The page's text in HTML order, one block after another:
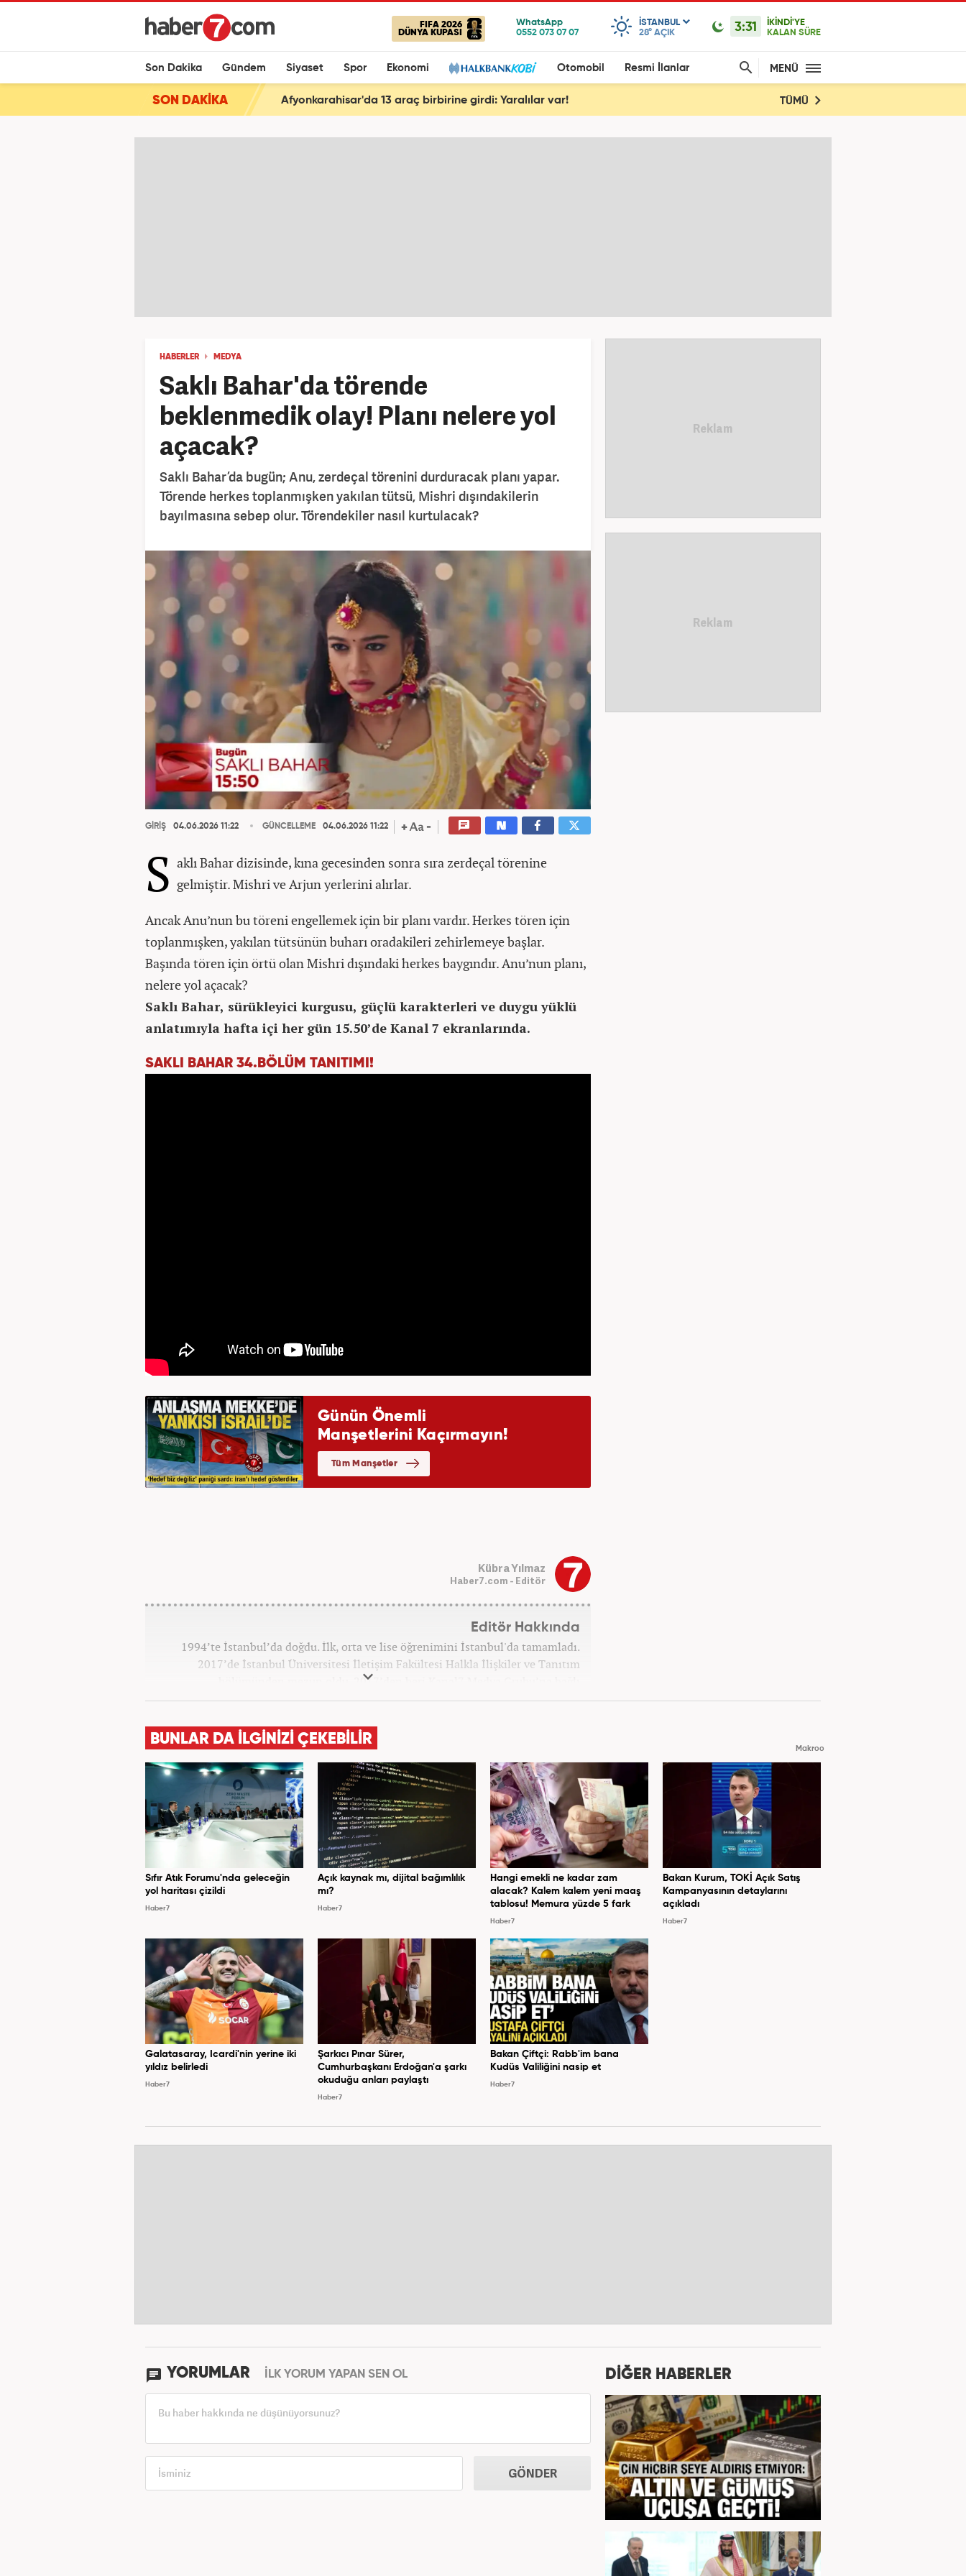
FIFA 2026
DÜNYA KUPASI
ISTANBUL
28° AÇIK 3:31
İKİNDİ'YE
KALAN SÜRE
Son Dakika Gündem Siyaset Spor Ekonomi Otomobil Resmi İlanlar MENÜ
SON DAKİKA Afyonkarahisar'da 13 araç birbirine girdi: Yaralılar var! TÜMÜ
HABERLER MEDYA
Saklı Bahar'da törende
beklenmedik olay! Planı nelere yol
açacak?
Saklı Bahar’da bugün; Anu, zerdeçal törenini durduracak planı yapar.
Törende herkes toplanmışken yakılan tütsü, Mishri dışındakilerin
bayılmasına sebep olur. Törendekiler nasıl kurtulacak?
GİRİŞ 04.06.2026 11:22 GÜNCELLEME 04.06.2026 11:22
S aklı Bahar dizisinde, kına gecesinden sonra sıra zerdeçal törenine
gelmiştir. Mishri ve Arjun yerlerini alırlar.
Ancak Anu’nun bu töreni engellemek için bir planı vardır. Herkes tören için
toplanmışken, yakılan tütsünün buharı oradakileri zehirlemeye başlar.
Başında tören için örtü olan Mishri dışındaki herkes baygındır. Anu’nun planı,
nelere yol açacak?
Saklı Bahar, sürükleyici kurgusu, güçlü karakterleri ve duygu yüklü
anlatımıyla hafta içi her gün 15.50’de Kanal 7 ekranlarında.
SAKLI BAHAR 34.BÖLÜM TANITIMI!
Kübra Yılmaz
Haber7.com - Editör
Editör Hakkında
1994’te İstanbul’da doğdu. İlk, orta ve lise öğrenimini İstanbul'da tamamladı.
2017’de İstanbul Üniversitesi İletişim Fakültesi Halkla İlişkiler ve Tanıtım
bölümünden mezun oldu. 2017’den beri Kanal7 Medya Grubu’na bağlı
Haber7.com bünyesinde mesleki hayatına devam etmektedir.
BUNLAR DA İLGİNİZİ ÇEKEBİLİR
Makroo
Sıfır Atık Forumu'nda geleceğin
yol haritası çizildi
Haber7
Açık kaynak mı, dijital bağımlılık
mı?
Haber7
Hangi emekli ne kadar zam
alacak? Kalem kalem yeni maaş
tablosu! Memura yüzde 5 fark
Haber7
Bakan Kurum, TOKİ Açık Satış
Kampanyasının detaylarını
açıkladı
Haber7
Galatasaray, Icardi'nin yerine iki
yıldız belirledi
Haber7
Şarkıcı Pınar Sürer,
Cumhurbaşkanı Erdoğan'a şarkı
okuduğu anları paylaştı
Haber7
Bakan Çiftçi: Rabb'im bana
Kudüs Valiliğini nasip et
Haber7
YORUMLAR İLK YORUM YAPAN SEN OL
GÖNDER
DİĞER HABERLER